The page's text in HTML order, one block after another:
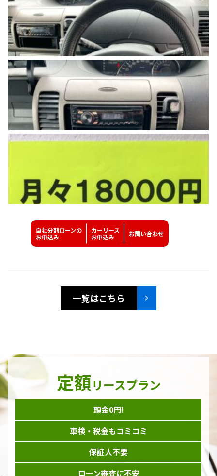
自社分割ローンの
お申込み
カーリース
お申込み
お問い合わせ
一覧はこちら
定額リースプラン
頭金0円!
車検・税金もコミコミ
保証人不要
ローン審査に不安